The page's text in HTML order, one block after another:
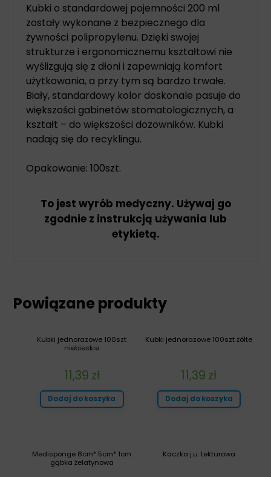
Kubki o standardowej pojemności 200 ml
zostały wykonane z bezpiecznego dla
żywności polipropylenu. Dzięki swojej
strukturze i ergonomicznemu kształtowi nie
wyślizgują się z dłoni i zapewniają komfort
użytkowania, a przy tym są bardzo trwałe.
Biały, standardowy kolor doskonale pasuje do
większości gabinetów stomatologicznych, a
kształt – do większości dozowników. Kubki
nadają się do recyklingu.
Opakowanie: 100szt.
To jest wyrób medyczny. Używaj go
zgodnie z instrukcją używania lub
etykietą.
Powiązane produkty
Kubki jednorazowe 100szt żółte
11,39 zł
Dodaj do koszyka
Kubki jednorazowe 100szt
niebieskie
11,39 zł
Dodaj do koszyka
Kaczka j.u. tekturowa
Medisponge 8cm* 5cm* 1cm
gąbka żelatynowa